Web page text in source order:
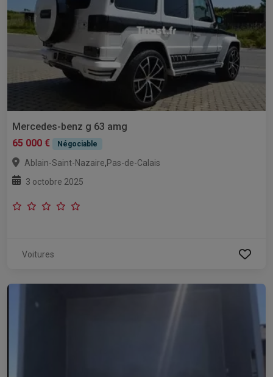
Mercedes-benz g 63 amg
65 000 €
Négociable
Ablain-Saint-Nazaire,Pas-de-Calais
3 octobre 2025
Voitures